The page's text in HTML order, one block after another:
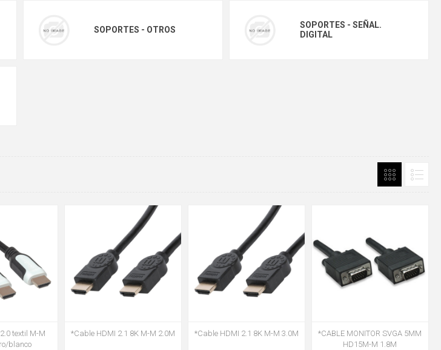
SOPORTES - OTROS
SOPORTES - SEÑAL.
DIGITAL
textil M-M
blanco
*Cable HDMI 2.1 8K M-M 2.0M *Cable HDMI 2.1 8K M-M 3.0M
*CABLE MONITOR SVGA 5MM
HD15M-M 1.8M